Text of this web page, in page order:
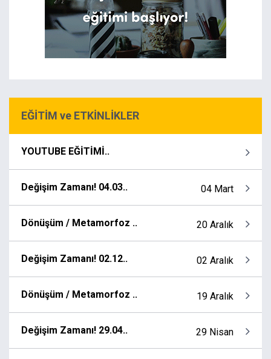
EĞİTİM ve ETKİNLİKLER
YOUTUBE EĞİTİMİ..
Değişim Zamanı! 04.03.. 04 Mart
Dönüşüm / Metamorfoz .. 20 Aralık
Değişim Zamanı! 02.12.. 02 Aralık
Dönüşüm / Metamorfoz .. 19 Aralık
Değişim Zamanı! 29.04.. 29 Nisan